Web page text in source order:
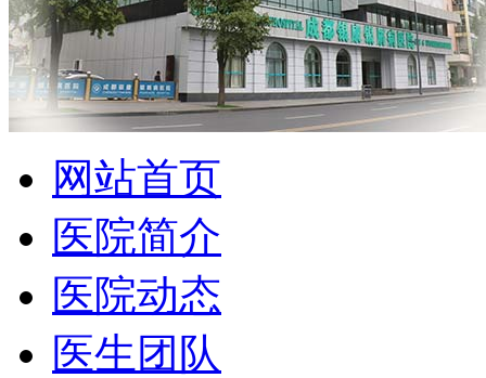
网站首页
医院简介
医院动态
医生团队